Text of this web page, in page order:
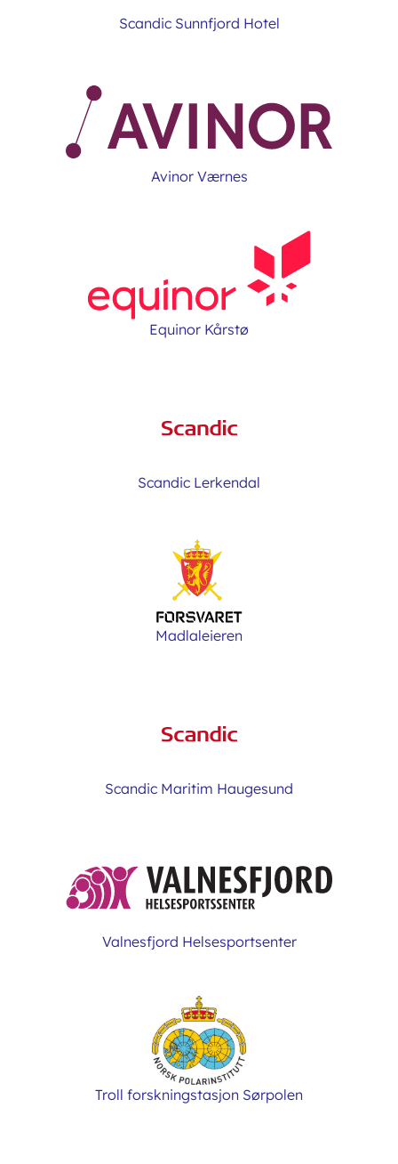
Scandic Sunnfjord Hotel
Avinor Værnes
Equinor Kårstø
Scandic Lerkendal
Madlaleieren
Scandic Maritim Haugesund
Valnesfjord Helsesportsenter
Troll forskningstasjon Sørpolen